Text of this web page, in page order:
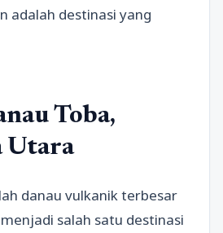
adalah destinasi yang
Toba,
Utara
danau vulkanik terbesar
salah satu destinasi